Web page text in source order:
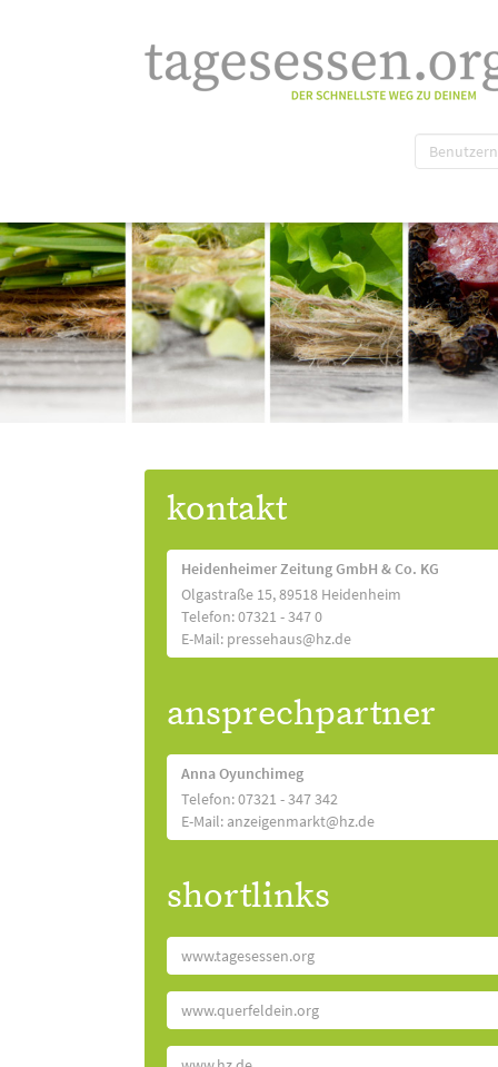
kontakt
Heidenheimer Zeitung GmbH & Co. KG
Olgastraße 15, 89518 Heidenheim
Telefon: 07321 - 347 0
E-Mail: pressehaus@hz.de
ansprechpartner
Anna Oyunchimeg
Telefon: 07321 - 347 342
E-Mail: anzeigenmarkt@hz.de
shortlinks
www.tagesessen.org
www.querfeldein.org